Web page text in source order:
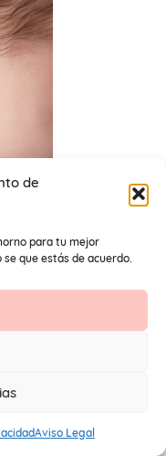
de
para tu mejor
que estás de acuerdo.
Aviso Legal
de datos
Navarro. Todos los